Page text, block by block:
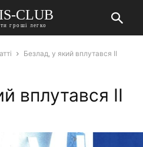
CLUB
гроші легко
Безлад, у який вплутався ІІ
вплутався ІІ